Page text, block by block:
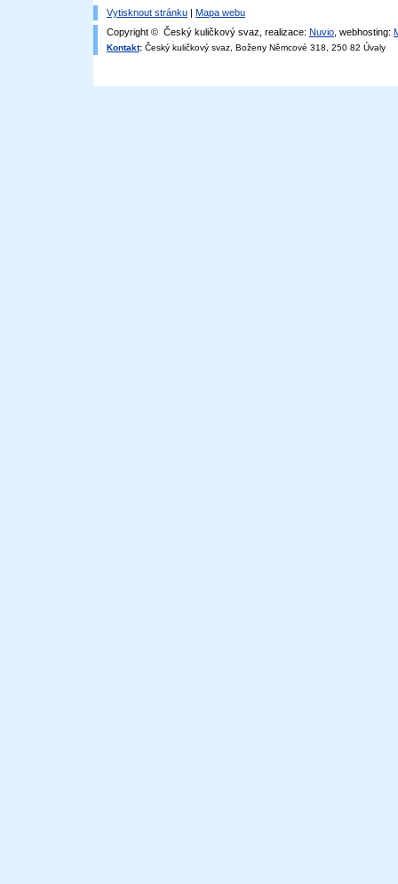
Vytisknout stránku | Mapa webu
Copyright © Český kuličkový svaz, realizace: Nuvio , webhosting:
Kontakt: Český kuličkový svaz, Boženy Němcové 318, 250 82 Úvaly